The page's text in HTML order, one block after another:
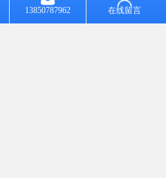
13850787962 在线留言